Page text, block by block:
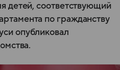
детей, соответствующий
по гражданству
опубликовал